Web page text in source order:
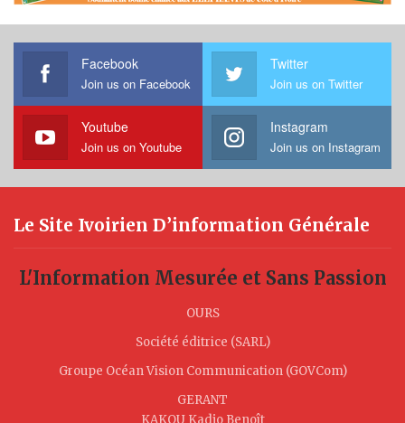
Facebook
Join us on Facebook
Twitter
Join us on Twitter
Youtube
Join us on Youtube
Instagram
Join us on Instagram
Le Site Ivoirien D’information Générale
L'Information Mesurée et Sans Passion
OURS
Société éditrice (SARL)
Groupe Océan Vision Communication (GOVCom)
GERANT
KAKOU Kadjo Benoît